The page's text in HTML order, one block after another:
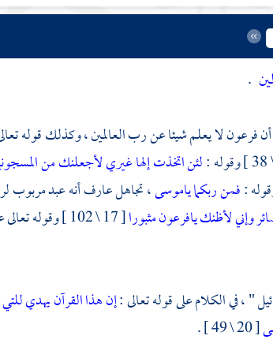
.
فرعونلا يعلم شيئا عن رب العالمين ، وكذلك قوله
لئن اتخذت إلها غيري لأجعلنك من
:فمن ربكما ياموسى، تجاهل عارف أنه عبد مربوب
وإني لأظنك يافرعون مثبورا[ 17 \ 102 ] وقوله تعالى عن
" ، في الكلام على قوله تعالى :إن هذا القرآن يهدي
[ 20 \ 49 ] .